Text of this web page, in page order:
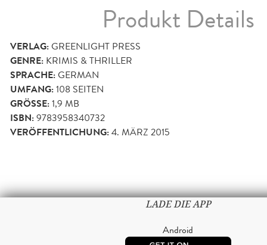
Produkt Details
VERLAG:GREENLIGHT PRESS
GENRE: KRIMIS & THRILLER
SPRACHE:GERMAN
UMFANG:108 SEITEN
GRÖSSE: 1,9 MB
ISBN:9783958340732
VERÖFFENTLICHUNG:4. MÄRZ 2015
LADE DIE APP
Android